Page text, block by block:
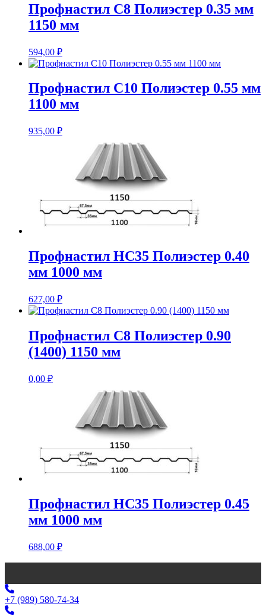
Профнастил С8 Полиэстер 0.35 мм
1150 мм
594,00 ₽
Профнастил С10 Полиэстер 0.55 мм
1100 мм
935,00 ₽
Профнастил НС35 Полиэстер 0.40
мм 1000 мм
627,00 ₽
Профнастил С8 Полиэстер 0.90
(1400) 1150 мм
0,00 ₽
Профнастил НС35 Полиэстер 0.45
мм 1000 мм
688,00 ₽
+7 (989) 580-74-34